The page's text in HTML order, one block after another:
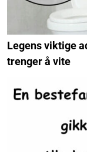
Legens viktige
trenger å vite